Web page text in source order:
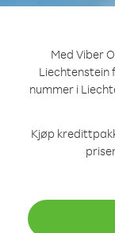
Med Viber
Liechtenstein
nummer i
Kjøp